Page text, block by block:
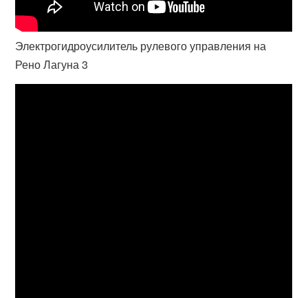
Электрогидроусилитель рулевого управления на
Рено Лагуна 3